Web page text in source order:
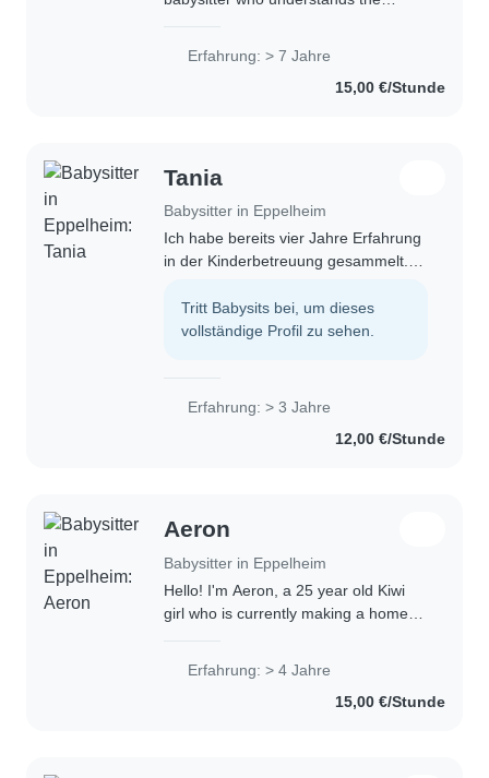
engaging children in creative,
Erfahrung: > 7 Jahre
15,00 €/Stunde
Tania
Babysitter in Eppelheim
Ich habe bereits vier Jahre Erfahrung
in der Kinderbetreuung gesammelt.
Geburt meines heute 11-jährigen
Bruders regelmäßig um ihn
Tritt Babysits bei, um dieses
vollständige Profil zu sehen.
Erfahrung: > 3 Jahre
12,00 €/Stunde
Aeron
Babysitter in Eppelheim
Hello! I'm Aeron, a 25 year old Kiwi
girl who is currently making a home
kids since 2020 where I worked for 4
Erfahrung: > 4 Jahre
15,00 €/Stunde